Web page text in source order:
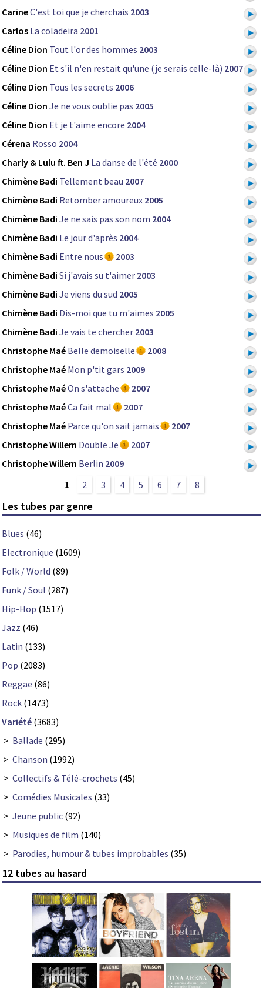
CarineC'est toi que je cherchais 2003
Carlos La coladeira 2001
Céline Dion Tout l'or des hommes 2003
Céline Dion Et s'il n'en restait qu'une (je serais celle-là) 2007
Céline Dion Tous les secrets 2006
Céline Dion Je ne vous oublie pas 2005
Céline Dion Et je t'aime encore 2004
Cérena Rosso 2004
Charly & Lulu ft. Ben J La danse de l'été 2000
Chimène Badi Tellement beau 2007
Chimène Badi Retomber amoureux 2005
Chimène Badi Je ne sais pas son nom 2004
Chimène Badi Le jour d'après 2004
Chimène Badi Entre nous
2003
Chimène Badi Si j'avais su t'aimer 2003
Chimène Badi Je viens du sud 2005
Chimène Badi Dis-moi que tu m'aimes 2005
Chimène Badi Je vais te chercher 2003
Christophe Maé Belle demoiselle
2008
Christophe Maé Mon p'tit gars 2009
Christophe MaéOn s'attache
2007
Christophe MaéCa fait mal
2007
Christophe Maé Parce qu'on sait jamais
2007
Christophe Willem Double Je
2007
Christophe Willem Berlin 2009
1
2 3 4 5 6 7 8
Les tubes par genre
Blues (46)
Electronique (1609)
Folk / World (89)
Funk / Soul (287)
Hip-Hop (1517)
Jazz (46)
Latin (133)
Pop (2083)
Reggae (86)
Rock (1473)
Variété (3683)
> Ballade (295)
> Chanson (1992)
> Collectifs & Télé-crochets (45)
> Comédies Musicales (33)
> Jeune public (92)
> Musiques de film (140)
> Parodies, humour & tubes improbables (35)
12 tubes au hasard